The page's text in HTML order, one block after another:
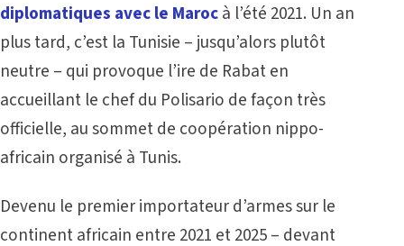
diplomatiques avec le Marocà l’été 2021. Un an
plus tard, c’est la Tunisie – jusqu’alors plutôt
neutre – qui provoque l’ire de Rabat en
accueillant le chef du Polisario de façon très
officielle, au sommet de coopération nippo-
africain organisé à Tunis.
Devenu le premier importateur d’armes sur le
continent africain entre 2021 et 2025 – devant